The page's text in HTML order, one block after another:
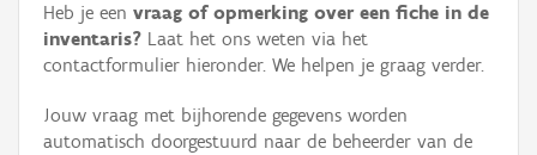
Erfgoedobject
Aanduidingsobject
Waarneming
Heb je een vraag of opmerking over een fiche in de
inventaris? Laat het ons weten via het
contactformulier hieronder. We helpen je graag verder.
Jouw vraag met bijhorende gegevens worden
automatisch doorgestuurd naar de beheerder van de